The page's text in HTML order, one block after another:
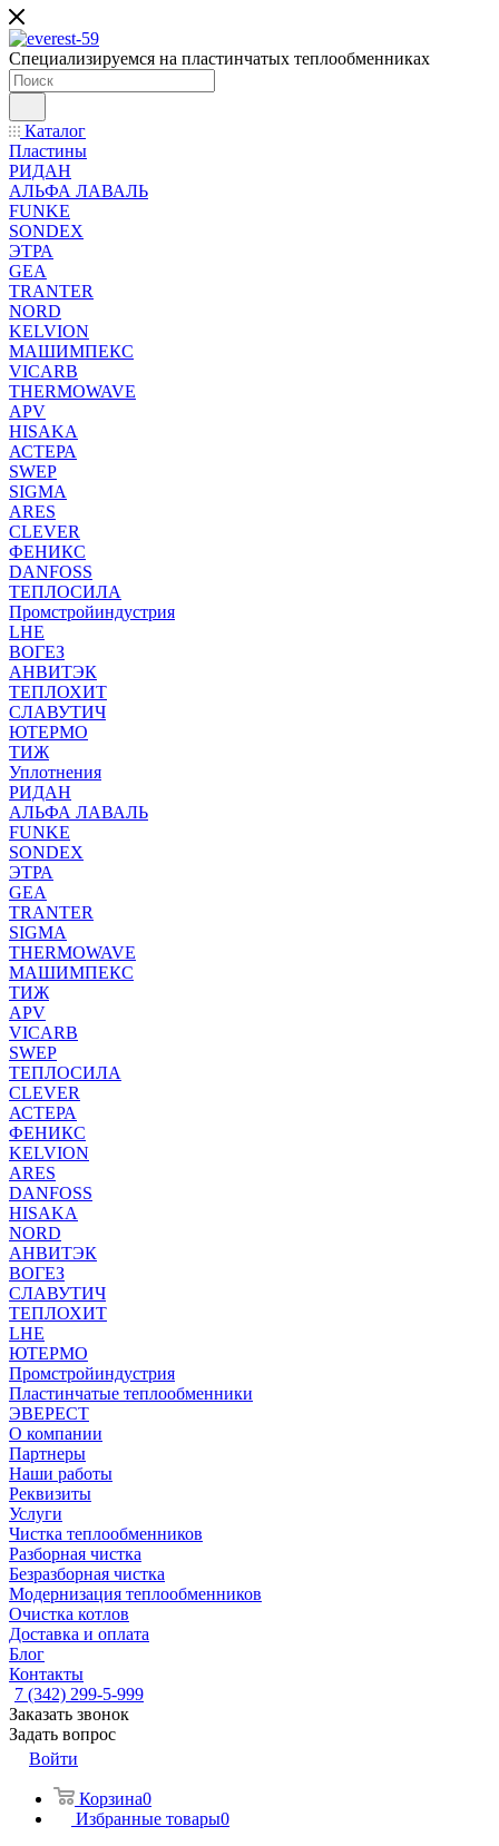
Специализируемся на пластинчатых теплообменниках
Каталог
Пластины
РИДАН
АЛЬФА ЛАВАЛЬ
FUNKE
SONDEX
ЭТРА
GEA
TRANTER
NORD
KELVION
МАШИМПЕКС
VICARB
THERMOWAVE
APV
HISAKA
АСТЕРА
SWEP
SIGMA
ARES
CLEVER
ФЕНИКС
DANFOSS
ТЕПЛОСИЛА
Промстройиндустрия
LHE
ВОГЕЗ
АНВИТЭК
ТЕПЛОХИТ
СЛАВУТИЧ
ЮТЕРМО
ТИЖ
Уплотнения
РИДАН
АЛЬФА ЛАВАЛЬ
FUNKE
SONDEX
ЭТРА
GEA
TRANTER
SIGMA
THERMOWAVE
МАШИМПЕКС
ТИЖ
APV
VICARB
SWEP
ТЕПЛОСИЛА
CLEVER
АСТЕРА
ФЕНИКС
KELVION
ARES
DANFOSS
HISAKA
NORD
АНВИТЭК
ВОГЕЗ
СЛАВУТИЧ
ТЕПЛОХИТ
LHE
ЮТЕРМО
Промстройиндустрия
Пластинчатые теплообменники
ЭВЕРЕСТ
О компании
Партнеры
Наши работы
Реквизиты
Услуги
Чистка теплообменников
Разборная чистка
Безразборная чистка
Модернизация теплообменников
Очистка котлов
Доставка и оплата
Блог
Контакты
7 (342) 299-5-999
Заказать звонок
Задать вопрос
Войти
Корзина0
Избранные товары0